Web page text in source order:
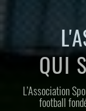
QUI
L’Association
football